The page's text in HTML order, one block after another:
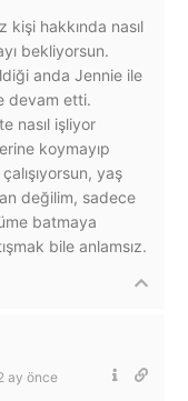
hakkında nasıl
bekliyorsun.
anda Jennie ile
devam etti.
nasıl işliyor
koymayıp
yaş
değilim, sadece
batmaya
bile anlamsız.
ay önce